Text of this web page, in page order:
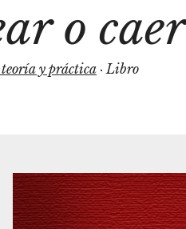
o caer
y práctica · Libro